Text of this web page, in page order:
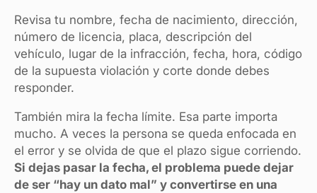
Revisa tu nombre, fecha de nacimiento, dirección,
número de licencia, placa, descripción del
vehículo, lugar de la infracción, fecha, hora, código
de la supuesta violación y corte donde debes
responder.
También mira la fecha límite. Esa parte importa
mucho. A veces la persona se queda enfocada en
el error y se olvida de que el plazo sigue corriendo.
Si dejas pasar la fecha, el problema puede dejar
de ser “hay un dato mal” y convertirse en una